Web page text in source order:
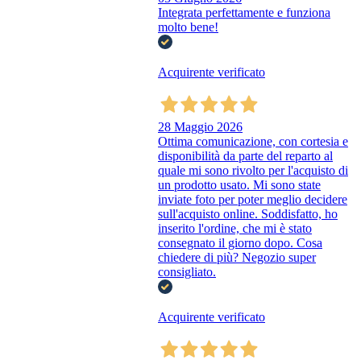
Integrata perfettamente e funziona
molto bene!
Acquirente verificato
28 Maggio 2026
Ottima comunicazione, con cortesia e
disponibilità da parte del reparto al
quale mi sono rivolto per l'acquisto di
un prodotto usato. Mi sono state
inviate foto per poter meglio decidere
sull'acquisto online. Soddisfatto, ho
inserito l'ordine, che mi è stato
consegnato il giorno dopo. Cosa
chiedere di più? Negozio super
consigliato.
Acquirente verificato